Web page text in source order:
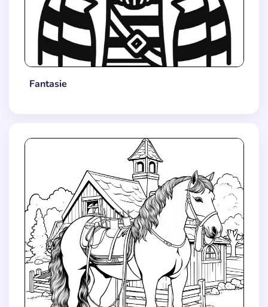
Fantasie